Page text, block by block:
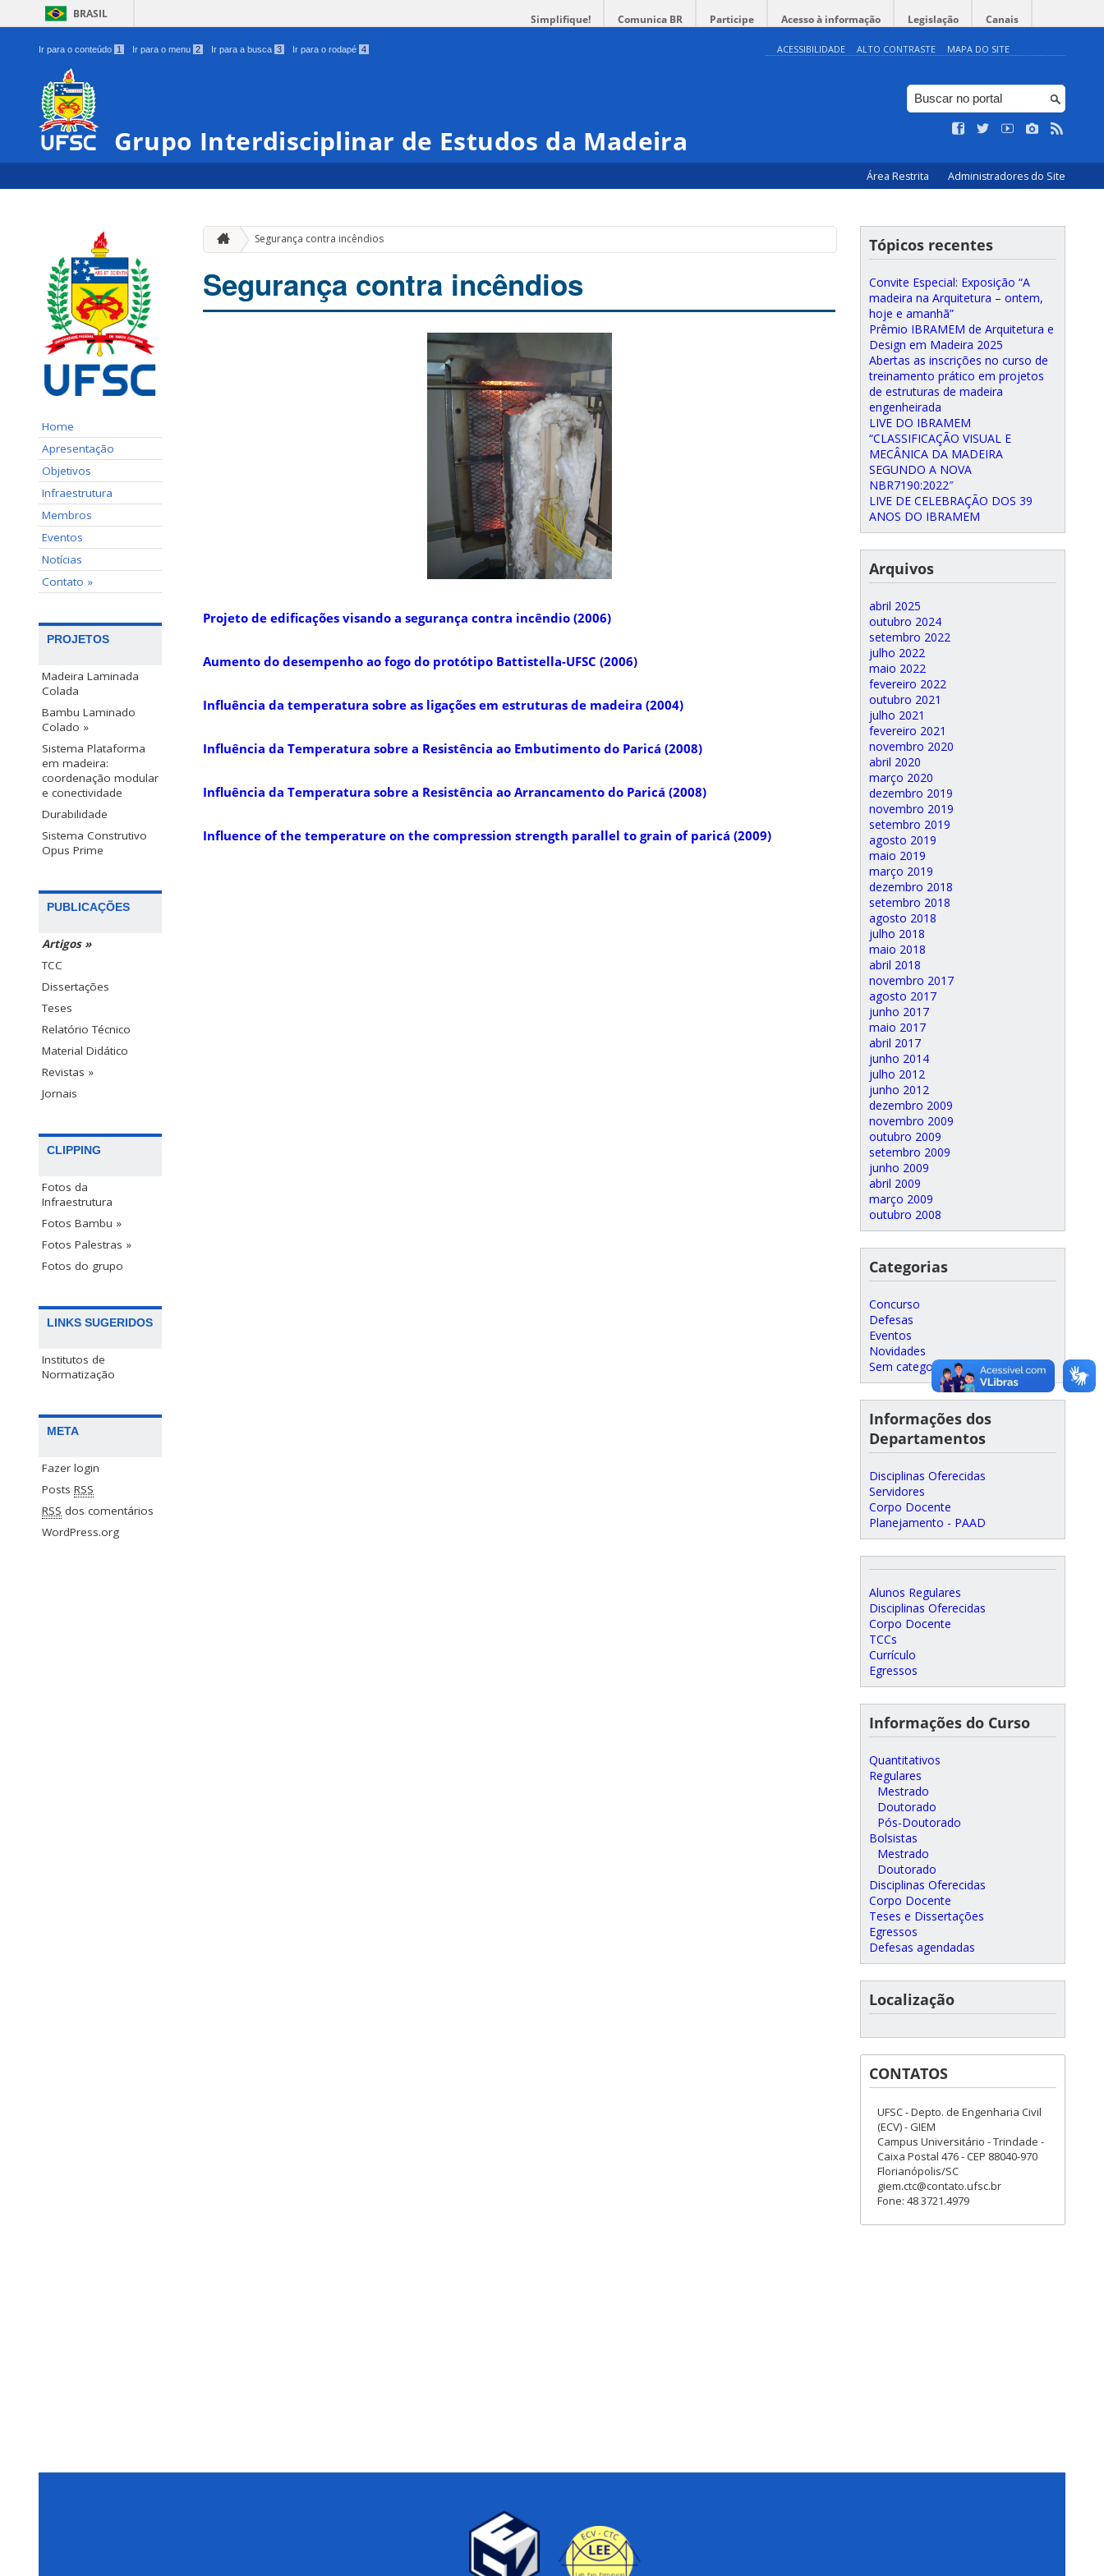
BRASIL Simplifique! Comunica BR Participe Acesso à informação Legislação Canais
Ir para o conteúdo 1 Ir para o menu 2 Ir para a busca 3 Ir para o rodapé 4 ACESSIBILIDADE ALTO CONTRASTE MAPA DO SITE
Grupo Interdisciplinar de Estudos da Madeira
Área Restrita Administradores do Site
Home
Apresentação
Objetivos
Infraestrutura
Membros
Eventos
Notícias
Contato »
PROJETOS
Madeira Laminada
Colada
Bambu Laminado
Colado »
Sistema Plataforma
em madeira:
coordenação modular
e conectividade
Durabilidade
Sistema Construtivo
Opus Prime
PUBLICAÇÕES
Artigos »
TCC
Dissertações
Teses
Relatório Técnico
Material Didático
Revistas »
Jornais
CLIPPING
Fotos da
Infraestrutura
Fotos Bambu »
Fotos Palestras »
Fotos do grupo
LINKS SUGERIDOS
Institutos de
Normatização
META
Fazer login
Posts RSS
RSS dos comentários
WordPress.org
Segurança contra incêndios
Segurança contra incêndios
Projeto de edificações visando a segurança contra incêndio (2006)
Aumento do desempenho ao fogo do protótipo Battistella-UFSC (2006)
Influência da temperatura sobre as ligações em estruturas de madeira (2004)
Influência da Temperatura sobre a Resistência ao Embutimento do Paricá (2008)
Influência da Temperatura sobre a Resistência ao Arrancamento do Paricá (2008)
Influence of the temperature on the compression strength parallel to grain of paricá (2009)
Tópicos recentes
Convite Especial: Exposição “A
madeira na Arquitetura – ontem,
hoje e amanhã”
Prêmio IBRAMEM de Arquitetura e
Design em Madeira 2025
Abertas as inscrições no curso de
treinamento prático em projetos
de estruturas de madeira
engenheirada
LIVE DO IBRAMEM
“CLASSIFICAÇÃO VISUAL E
MECÂNICA DA MADEIRA
SEGUNDO A NOVA
NBR7190:2022″
LIVE DE CELEBRAÇÃO DOS 39
ANOS DO IBRAMEM
Arquivos
abril 2025
outubro 2024
setembro 2022
julho 2022
maio 2022
fevereiro 2022
outubro 2021
julho 2021
fevereiro 2021
novembro 2020
abril 2020
março 2020
dezembro 2019
novembro 2019
setembro 2019
agosto 2019
maio 2019
março 2019
dezembro 2018
setembro 2018
agosto 2018
julho 2018
maio 2018
abril 2018
novembro 2017
agosto 2017
junho 2017
maio 2017
abril 2017
junho 2014
julho 2012
junho 2012
dezembro 2009
novembro 2009
outubro 2009
setembro 2009
junho 2009
abril 2009
março 2009
outubro 2008
Categorias
Concurso
Defesas
Eventos
Novidades
Sem categoria
Informações dos
Departamentos
Disciplinas Oferecidas
Servidores
Corpo Docente
Planejamento - PAAD
Alunos Regulares
Disciplinas Oferecidas
Corpo Docente
TCCs
Currículo
Egressos
Informações do Curso
Quantitativos
Regulares
Mestrado
Doutorado
Pós-Doutorado
Bolsistas
Mestrado
Doutorado
Disciplinas Oferecidas
Corpo Docente
Teses e Dissertações
Egressos
Defesas agendadas
Localização
CONTATOS
UFSC - Depto. de Engenharia Civil
(ECV) - GIEM
Campus Universitário - Trindade -
Caixa Postal 476 - CEP 88040-970
Florianópolis/SC
giem.ctc@contato.ufsc.br
Fone: 48 3721.4979